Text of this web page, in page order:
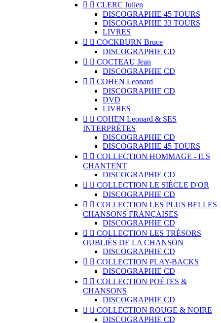
  CLERC Julien
DISCOGRAPHIE 45 TOURS
DISCOGRAPHIE 33 TOURS
LIVRES
  COCKBURN Bruce
DISCOGRAPHIE CD
  COCTEAU Jean
DISCOGRAPHIE CD
  COHEN Leonard
DISCOGRAPHIE CD
DVD
LIVRES
  COHEN Leonard & SES
INTERPRÈTES
DISCOGRAPHIE CD
DISCOGRAPHIE 45 TOURS
  COLLECTION HOMMAGE - ILS
CHANTENT
DISCOGRAPHIE CD
  COLLECTION LE SIÈCLE D'OR
DISCOGRAPHIE CD
  COLLECTION LES PLUS BELLES
CHANSONS FRANÇAISES
DISCOGRAPHIE CD
  COLLECTION LES TRÉSORS
OUBLIÉS DE LA CHANSON
DISCOGRAPHIE CD
  COLLECTION PLAY-BACKS
DISCOGRAPHIE CD
  COLLECTION POÈTES &
CHANSONS
DISCOGRAPHIE CD
  COLLECTION ROUGE & NOIRE
DISCOGRAPHIE CD